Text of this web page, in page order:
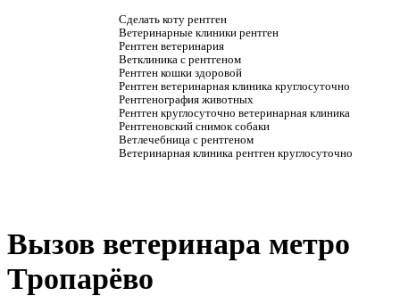
Сделать коту рентген
Ветеринарные клиники рентген
Рентген ветеринария
Ветклиника с рентгеном
Рентген кошки здоровой
Рентген ветеринарная клиника круглосуточно
Рентгенография животных
Рентген круглосуточно ветеринарная клиника
Рентгеновский снимок собаки
Ветлечебница с рентгеном
Ветеринарная клиника рентген круглосуточно
Вызов ветеринара метро
Тропарёво